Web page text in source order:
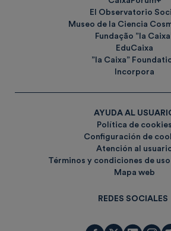
El Observatorio
Museo de la Ciencia
Fundação ”la
EduCaixa
”la Caixa”
Incorpora
AYUDA AL
Política de cookies
Configuración de
Atención al
Términos y condiciones de
Mapa web
REDES SOCIALES